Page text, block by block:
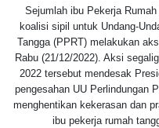
Sejumlah ibu Pekerja
koalisi sipil untuk Undang-
Tangga (PPRT) melakukan
Rabu (21/12/2022). Aksi
2022 tersebut mendesak
pengesahan UU Perlindungan
menghentikan kekerasan dan
ibu pekerja rumah